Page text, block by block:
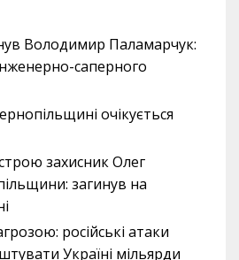
Володимир Паламарчук:
саперного
очікується
захисник Олег
загинув на
російські атаки
Україні мільярди